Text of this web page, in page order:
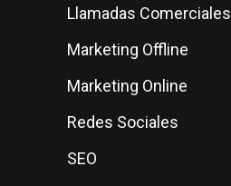
Llamadas Comerciales
Marketing Offline
Marketing Online
Redes Sociales
SEO